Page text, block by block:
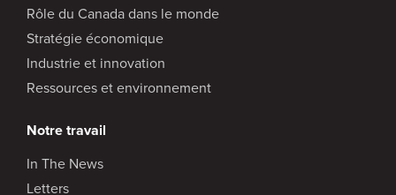
Rôle du Canada dans le monde
Stratégie économique
Industrie et innovation
Ressources et environnement
Notre travail
In The News
Letters